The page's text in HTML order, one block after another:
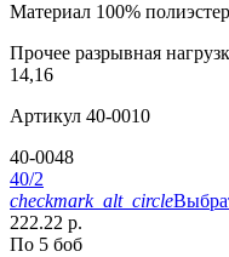
Материал 100% полиэстер
Прочее разрывная
14,16
Артикул 40-0010
40-0048
40/2
checkmark_alt_circle
222.22 р.
По 5 боб